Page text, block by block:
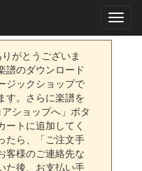
がとうございま
譜のダウンロード
ジックショップで
す。さらに楽譜を
ショップへ」ボタ
ートに追加してく
たら、「ご注文手
客様のご連絡先な
た後、お支払い手